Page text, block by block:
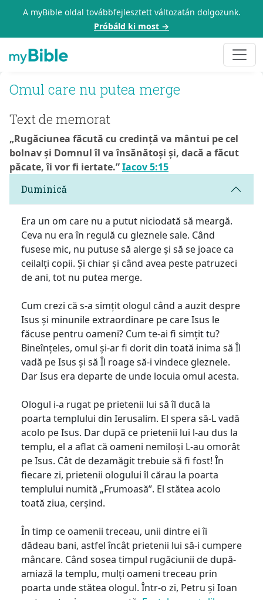
A myBible oldal továbbfejlesztett változatán dolgozunk.
Próbáld ki most →
Omul care nu putea merge
Text de memorat
„Rugăciunea făcută cu credință va mântui pe cel
bolnav și Domnul îl va însănătoși și, dacă a făcut
păcate, îi vor fi iertate.”Iacov 5:15
Duminică
Era un om care nu a putut niciodată să meargă.
Ceva nu era în regulă cu gleznele sale. Când
fusese mic, nu putuse să alerge și să se joace ca
ceilalți copii. Și chiar și când avea peste patruzeci
de ani, tot nu putea merge.
Cum crezi că s-a simțit ologul când a auzit despre
Isus și minunile extraordinare pe care Isus le
făcuse pentru oameni? Cum te-ai fi simțit tu?
Bineînțeles, omul și-ar fi dorit din toată inima să Îl
vadă pe Isus și să Îl roage să-i vindece gleznele.
Dar Isus era departe de unde locuia omul acesta.
Ologul i-a rugat pe prietenii lui să îl ducă la
poarta templului din Ierusalim. El spera să-L vadă
acolo pe Isus. Dar după ce prietenii lui l-au dus la
templu, el a aflat că oameni nemiloși L-au omorât
pe Isus. Cât de dezamăgit trebuie să fi fost! În
fiecare zi, prietenii ologului îl cărau la poarta
templului numită „Frumoasă”. El stătea acolo
toată ziua, cerșind.
În timp ce oamenii treceau, unii dintre ei îi
dădeau bani, astfel încât prietenii lui să-i cumpere
mâncare. Când sosea timpul rugăciunii de după-
amiază la templu, mulți oameni treceau prin
poarta unde stătea ologul. Într-o zi, Petru și Ioan